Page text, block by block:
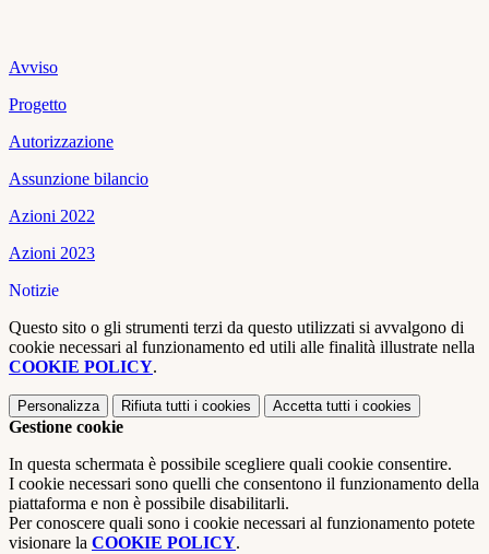
Avviso
Progetto
Autorizzazione
Assunzione bilancio
Azioni 2022
Azioni 2023
Notizie
Questo sito o gli strumenti terzi da questo utilizzati si avvalgono di
cookie necessari al funzionamento ed utili alle finalità illustrate nella
COOKIE POLICY.
Personalizza Rifiuta tutti i cookies Accetta tutti i cookies
Gestione cookie
In questa schermata è possibile scegliere quali cookie consentire.
I cookie necessari sono quelli che consentono il funzionamento della
piattaforma e non è possibile disabilitarli.
Per conoscere quali sono i cookie necessari al funzionamento potete
visionare la COOKIE POLICY.